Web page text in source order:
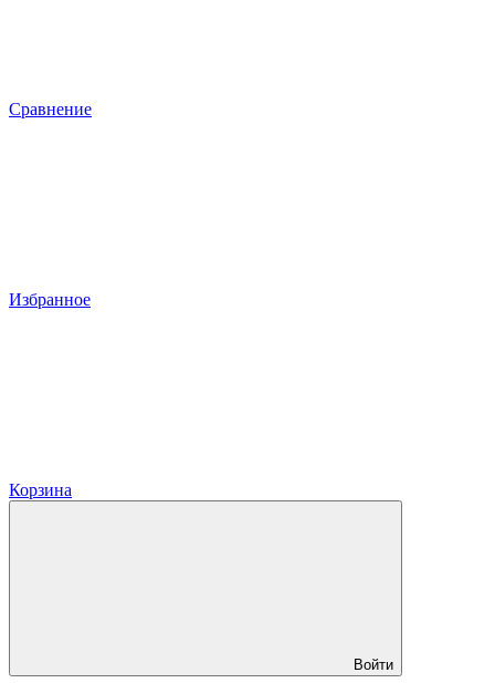
Сравнение
Избранное
Корзина
Войти